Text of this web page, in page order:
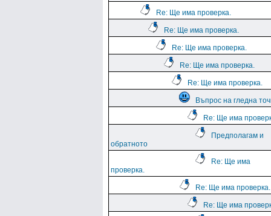
Re: Ще има проверка.
Re: Ще има проверка.
Re: Ще има проверка.
Re: Ще има проверка.
Re: Ще има проверка.
Въпрос на гледна
Re: Ще има
Предполагам и
обратното
Re: Ще има
проверка.
Re: Ще има проверка.
Re: Ще има